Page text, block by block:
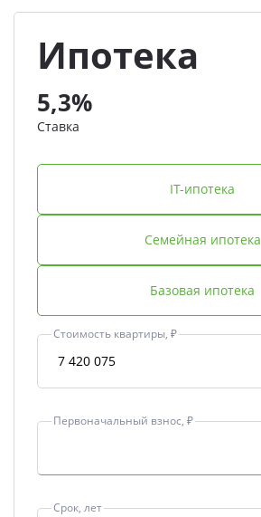
Ипотека
5,3%
Ставка
IT-ипотека
Семейная ипотека
Базовая ипотека
Стоимость квартиры, ₽
Первоначальный взнос, ₽
Срок, лет